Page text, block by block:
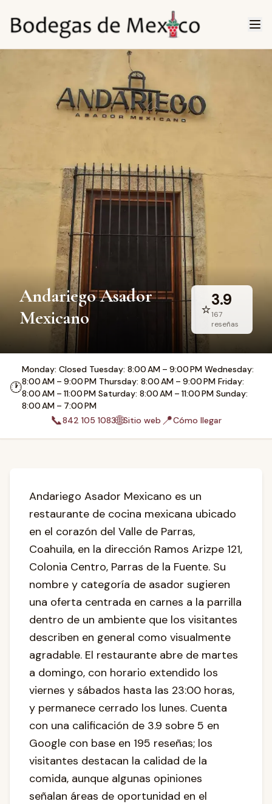
Andariego Asador
Mexicano
⭐
3.9
167
reseñas
🕐
Monday: Closed Tuesday: 8:00 AM – 9:00 PM Wednesday:
8:00 AM – 9:00 PM Thursday: 8:00 AM – 9:00 PM Friday:
8:00 AM – 11:00 PM Saturday: 8:00 AM – 11:00 PM Sunday:
8:00 AM – 7:00 PM
📞842 105 1083🌐Sitio web 📍Cómo llegar
Andariego Asador Mexicano es un
restaurante de cocina mexicana ubicado
en el corazón del Valle de Parras,
Coahuila, en la dirección Ramos Arizpe 121,
Colonia Centro, Parras de la Fuente. Su
nombre y categoría de asador sugieren
una oferta centrada en carnes a la parrilla
dentro de un ambiente que los visitantes
describen en general como visualmente
agradable. El restaurante abre de martes
a domingo, con horario extendido los
viernes y sábados hasta las 23:00 horas,
y permanece cerrado los lunes. Cuenta
con una calificación de 3.9 sobre 5 en
Google con base en 195 reseñas; los
visitantes destacan la calidad de la
comida, aunque algunas opiniones
señalan áreas de oportunidad en el